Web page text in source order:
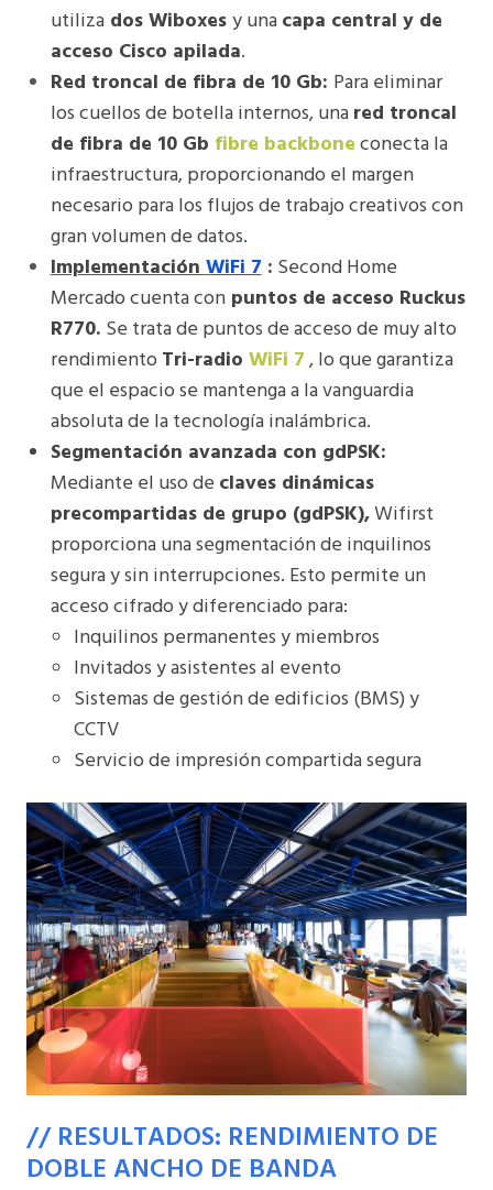
utilizados Wiboxes y una capa central y de
acceso Cisco apilada.
Red troncal de fibra de 10 Gb: Para eliminar
los cuellos de botella internos, una red troncal
de fibra de 10 Gb fibre backbone conecta la
infraestructura, proporcionando el margen
necesario para los flujos de trabajo creativos con
gran volumen de datos.
Implementación WiFi 7 : Second Home
Mercado cuenta conpuntos de acceso Ruckus
R770. Se trata de puntos de acceso de muy alto
rendimiento Tri-radio WiFi 7 , lo que garantiza
que el espacio se mantenga a la vanguardia
absoluta de la tecnología inalámbrica.
Segmentación avanzada con gdPSK:
Mediante el uso de claves dinámicas
precompartidas de grupo (gdPSK),Wifirst
proporciona una segmentación de inquilinos
segura y sin interrupciones. Esto permite un
acceso cifrado y diferenciado para:
Inquilinos permanentes y miembros
Invitados y asistentes al evento
Sistemas de gestión de edificios (BMS) y
CCTV
Servicio de impresión compartida segura
// RESULTADOS: RENDIMIENTO DE
DOBLE ANCHO DE BANDA